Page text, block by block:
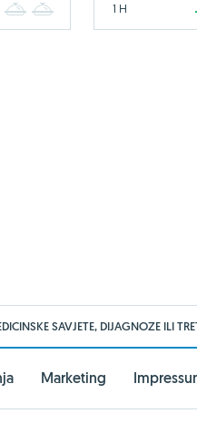
3 4 1 H
SAVJETE, DIJAGNOZE ILI
Marketing